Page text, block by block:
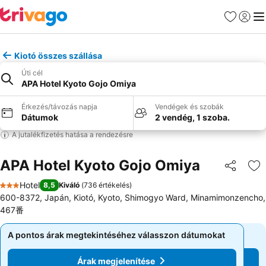
Kedvencek
Kiotó összes szállása
Úti cél
APA Hotel Kyoto Gojo Omiya
Érkezés/távozás napja
Dátumok
Vendégek és szobák
2 vendég, 1 szoba.
A jutalékfizetés hatása a rendezésre
APA Hotel Kyoto Gojo Omiya
3 Kategória
Hotel 8,5 Kiváló (736 értékelés)
600-8372, Japán, Kiotó, Kyoto, Shimogyo Ward, Minamimonzencho,
467番
A pontos árak megtekintéséhez válasszon dátumokat
Árak megjelenítése
A pontos árak megtekintéséhez válasszon dátumokat
Árak megjelenítése